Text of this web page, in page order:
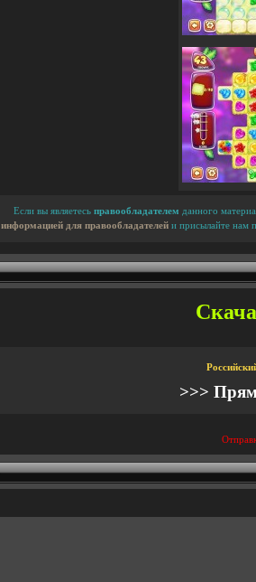
Если вы являетесь правообладателем данного
информацией для правообладателей и присылайте нам
>>>